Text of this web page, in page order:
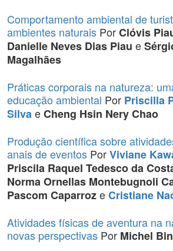
Comportamento ambiental de
ambientes naturais PorClóvis
Danielle Neves Dias Piau e
Magalhães
Práticas corporais na natureza:
educação ambiental Por Priscilla
SilvaeCheng Hsin Nery Chao
Produção científica sobre
anais de eventos PorViviane
Priscila Raquel Tedesco da
Norma Ornellas Montebugnoli
Pascom CaparrozeCristiane
Atividades físicas de aventura na
novas perspectivas Por Michel